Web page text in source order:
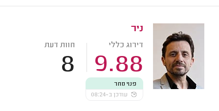
ניר
דירוג כללי
9.88
חוות דעת
8
פנוי מחר
עודכן ב-08:24